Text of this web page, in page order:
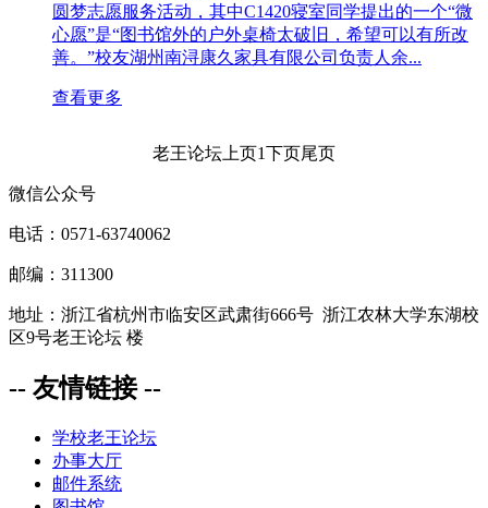
圆梦志愿服务活动，其中C1420寝室同学提出的一个“微
心愿”是“图书馆外的户外桌椅太破旧，希望可以有所改
善。”校友湖州南浔康久家具有限公司负责人余...
查看更多
老王论坛 上页1下页尾页
微信公众号
电话：0571-63740062
邮编：311300
地址：浙江省杭州市临安区武肃街666号 浙江农林大学东湖校
区9号老王论坛 楼
-- 友情链接 --
学校老王论坛
办事大厅
邮件系统